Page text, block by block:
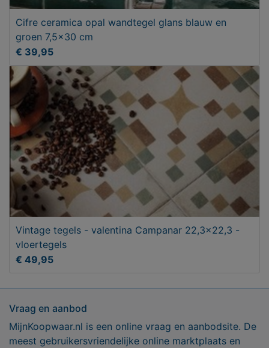
Cifre ceramica opal wandtegel glans blauw en
groen 7,5x30 cm
€ 39,95
Vintage tegels - valentina Campanar 22,3x22,3 -
vloertegels
€ 49,95
Vraag en aanbod
MijnKoopwaar.nl is een online vraag en aanbodsite. De
meest gebruikersvriendelijke online marktplaats en